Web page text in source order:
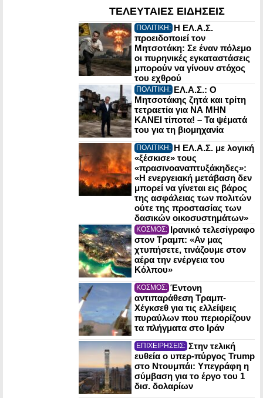
ΤΕΛΕΥΤΑΙΕΣ ΕΙΔΗΣΕΙΣ
ΠΟΛΙΤΙΚΗ: Η ΕΛ.Α.Σ.
προειδοποιεί τον
Μητσοτάκη: Σε έναν πόλεμο
οι πυρηνικές εγκαταστάσεις
μπορούν να γίνουν στόχος
του εχθρού
ΠΟΛΙΤΙΚΗ: ΕΛ.Α.Σ.: Ο
Μητσοτάκης ζητά και τρίτη
τετραετία για ΝΑ ΜΗΝ
ΚΑΝΕΙ τίποτα! – Τα ψέματά
του για τη βιομηχανία
ΠΟΛΙΤΙΚΗ: Η ΕΛ.Α.Σ. με λογική
«ξέσκισε» τους
«πρασινοαναπτυξάκηδες»:
«Η ενεργειακή μετάβαση δεν
μπορεί να γίνεται εις βάρος
της ασφάλειας των πολιτών
ούτε της προστασίας των
δασικών οικοσυστημάτων»
ΚΟΣΜΟΣ: Ιρανικό τελεσίγραφο
στον Τραμπ: «Αν μας
χτυπήσετε, τινάζουμε στον
αέρα την ενέργεια του
Κόλπου»
ΚΟΣΜΟΣ: Έντονη
αντιπαράθεση Τραμπ-
Χέγκσεθ για τις ελλείψεις
πυραύλων που περιορίζουν
τα πλήγματα στο Ιράν
ΕΠΙΧΕΙΡΗΣΕΙΣ: Στην τελική
ευθεία ο υπερ-πύργος Trump
στο Ντουμπάι: Υπεγράφη η
σύμβαση για το έργο του 1
δισ. δολαρίων